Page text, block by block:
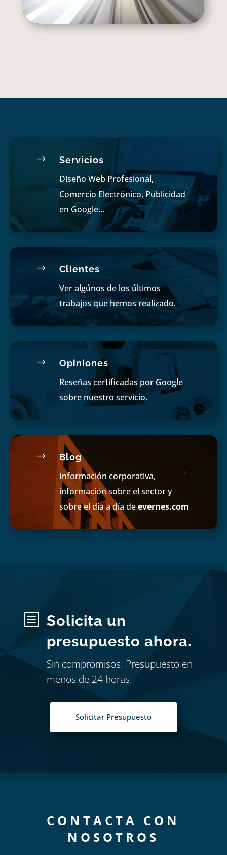
$ Servicios
Diseño Web Profesional,
Comercio Electrónico, Publicidad
en Google…
$ Clientes
Ver algúnos de los últimos
trabajos que hemos realizado.
$ Opiniones
Reseñas certificadas por Google
sobre nuestro servicio.
$ Blog
Información corporativa,
información sobre el sector y
sobre el día a día deevernes.com
b
Solicita un
presupuesto ahora.
Sin compromisos. Presupuesto en
menos de 24 horas.
Solicitar Presupuesto
CONTACTA CON
NOSOTROS